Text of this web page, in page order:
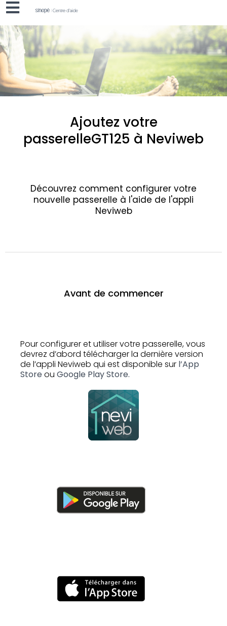
Ajoutez votre
passerelleGT125 à Neviweb
Découvrez comment configurer votre
nouvelle passerelle à l'aide de l'appli
Neviweb
Avant de commencer
Pour configurer et utiliser votre passerelle, vous
devrez d’abord télécharger la dernière version
de l’appli Neviweb qui est disponible sur l’App
Storeou Google Play Store.